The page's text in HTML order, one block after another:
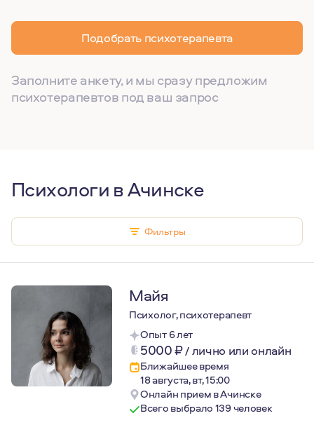
Подобрать психотерапевта
Заполните анкету, и мы сразу предложим
психотерапевтов под ваш запрос
Психологи в Ачинске
Фильтры
Майя
Психолог, психотерапевт
Опыт 6 лет
5000₽/лично или онлайн
Ближайшее время
18 августа, вт, 15:00
Онлайн прием в Ачинске
Всего выбрало 139 человек